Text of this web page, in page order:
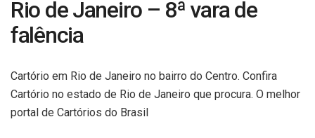
Rio de Janeiro – 8ª vara de
falência
Cartório em Rio de Janeiro no bairro do Centro. Confira
Cartório no estado de Rio de Janeiro que procura. O melhor
portal de Cartórios do Brasil